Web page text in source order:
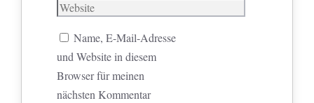
Mail
Website
Name, E-Mail-Adresse
und Website in diesem
Browser für meinen
nächsten Kommentar